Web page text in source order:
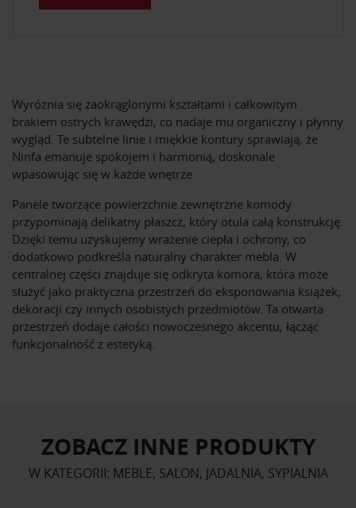
Wyróżnia się zaokrąglonymi kształtami i całkowitym
brakiem ostrych krawędzi, co nadaje mu organiczny i płynny
wygląd. Te subtelne linie i miękkie kontury sprawiają, że
Ninfa emanuje spokojem i harmonią, doskonale
wpasowując się w każde wnętrze.
Panele tworzące powierzchnie zewnętrzne komody
przypominają delikatny płaszcz, który otula całą konstrukcję.
Dzięki temu uzyskujemy wrażenie ciepła i ochrony, co
dodatkowo podkreśla naturalny charakter mebla. W
centralnej części znajduje się odkryta komora, która może
służyć jako praktyczna przestrzeń do eksponowania książek,
dekoracji czy innych osobistych przedmiotów. Ta otwarta
przestrzeń dodaje całości nowoczesnego akcentu, łącząc
funkcjonalność z estetyką.
ZOBACZ INNE PRODUKTY
W KATEGORII: MEBLE, SALON, JADALNIA, SYPIALNIA